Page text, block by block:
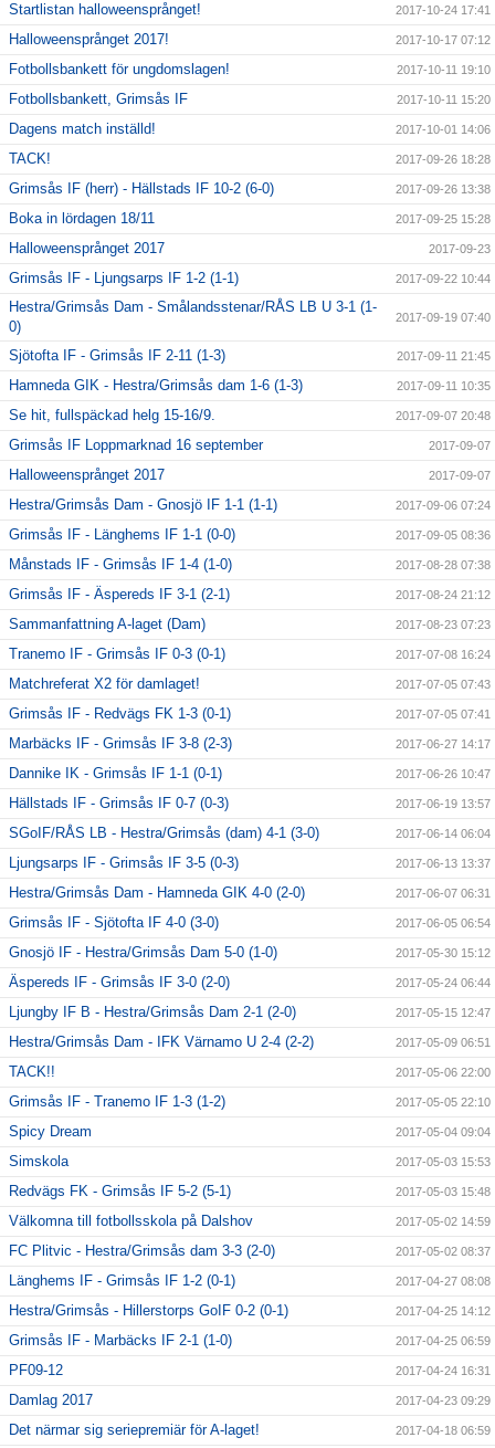
Startlistan halloweensprånget! 2017-10-24 17:41
Halloweensprånget 2017! 2017-10-17 07:12
Fotbollsbankett för ungdomslagen! 2017-10-11 19:10
Fotbollsbankett, Grimsås IF 2017-10-11 15:20
Dagens match inställd! 2017-10-01 14:06
TACK! 2017-09-26 18:28
Grimsås IF (herr) - Hällstads IF 10-2 (6-0) 2017-09-26 13:38
Boka in lördagen 18/11 2017-09-25 15:28
Halloweensprånget 2017 2017-09-23
Grimsås IF - Ljungsarps IF 1-2 (1-1) 2017-09-22 10:44
Hestra/Grimsås Dam - Smålandsstenar/RÅS LB U 3-1 (1-
0)
2017-09-19 07:40
Sjötofta IF - Grimsås IF 2-11 (1-3) 2017-09-11 21:45
Hamneda GIK - Hestra/Grimsås dam 1-6 (1-3) 2017-09-11 10:35
Se hit, fullspäckad helg 15-16/9. 2017-09-07 20:48
Grimsås IF Loppmarknad 16 september 2017-09-07
Halloweensprånget 2017 2017-09-07
Hestra/Grimsås Dam - Gnosjö IF 1-1 (1-1) 2017-09-06 07:24
Grimsås IF - Länghems IF 1-1 (0-0) 2017-09-05 08:36
Månstads IF - Grimsås IF 1-4 (1-0) 2017-08-28 07:38
Grimsås IF - Äspereds IF 3-1 (2-1) 2017-08-24 21:12
Sammanfattning A-laget (Dam) 2017-08-23 07:23
Tranemo IF - Grimsås IF 0-3 (0-1) 2017-07-08 16:24
Matchreferat X2 för damlaget! 2017-07-05 07:43
Grimsås IF - Redvägs FK 1-3 (0-1) 2017-07-05 07:41
Marbäcks IF - Grimsås IF 3-8 (2-3) 2017-06-27 14:17
Dannike IK - Grimsås IF 1-1 (0-1) 2017-06-26 10:47
Hällstads IF - Grimsås IF 0-7 (0-3) 2017-06-19 13:57
SGoIF/RÅS LB - Hestra/Grimsås (dam) 4-1 (3-0) 2017-06-14 06:04
Ljungsarps IF - Grimsås IF 3-5 (0-3) 2017-06-13 13:37
Hestra/Grimsås Dam - Hamneda GIK 4-0 (2-0) 2017-06-07 06:31
Grimsås IF - Sjötofta IF 4-0 (3-0) 2017-06-05 06:54
Gnosjö IF - Hestra/Grimsås Dam 5-0 (1-0) 2017-05-30 15:12
Äspereds IF - Grimsås IF 3-0 (2-0) 2017-05-24 06:44
Ljungby IF B - Hestra/Grimsås Dam 2-1 (2-0) 2017-05-15 12:47
Hestra/Grimsås Dam - IFK Värnamo U 2-4 (2-2) 2017-05-09 06:51
TACK!! 2017-05-06 22:00
Grimsås IF - Tranemo IF 1-3 (1-2) 2017-05-05 22:10
Spicy Dream 2017-05-04 09:04
Simskola 2017-05-03 15:53
Redvägs FK - Grimsås IF 5-2 (5-1) 2017-05-03 15:48
Välkomna till fotbollsskola på Dalshov 2017-05-02 14:59
FC Plitvic - Hestra/Grimsås dam 3-3 (2-0) 2017-05-02 08:37
Länghems IF - Grimsås IF 1-2 (0-1) 2017-04-27 08:08
Hestra/Grimsås - Hillerstorps GoIF 0-2 (0-1) 2017-04-25 14:12
Grimsås IF - Marbäcks IF 2-1 (1-0) 2017-04-25 06:59
PF09-12 2017-04-24 16:31
Damlag 2017 2017-04-23 09:29
Det närmar sig seriepremiär för A-laget! 2017-04-18 06:59